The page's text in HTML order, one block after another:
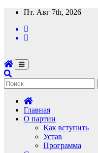
Перейти
содержимому
Пт. Авг 7th, 2026
Главная
О партии
Как вступить
Устав
Программа